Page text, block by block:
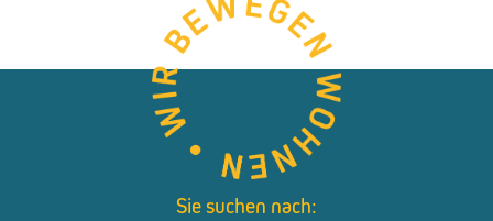
Sie suchen nach: